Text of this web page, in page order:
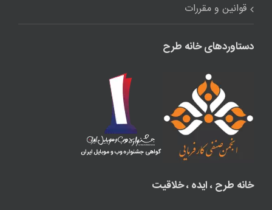
قوانین و مقررات
دستاوردهای خانه طرح
خانه طرح ، ایده ، خلاقیت